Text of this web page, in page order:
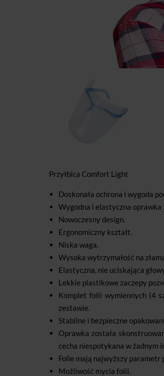
Przyłbica Comfort Light
Doskonała ochrona i wygoda
Wygodna i elastyczna oprawka
Nowoczesny design.
Ergonomiczny kształt.
Niska waga.
Wysoka wytrzymałość na
Elastyczna, nie uciskająca
Lekkie plastikowe zaczepy
Komplet folii wymiennych (4
zestawie.
Stabilne i bezpieczne
Oprawka została
cecha niespotykana w żadnym
Folie mają najwyższy parametr
Możliwość mycia folii.